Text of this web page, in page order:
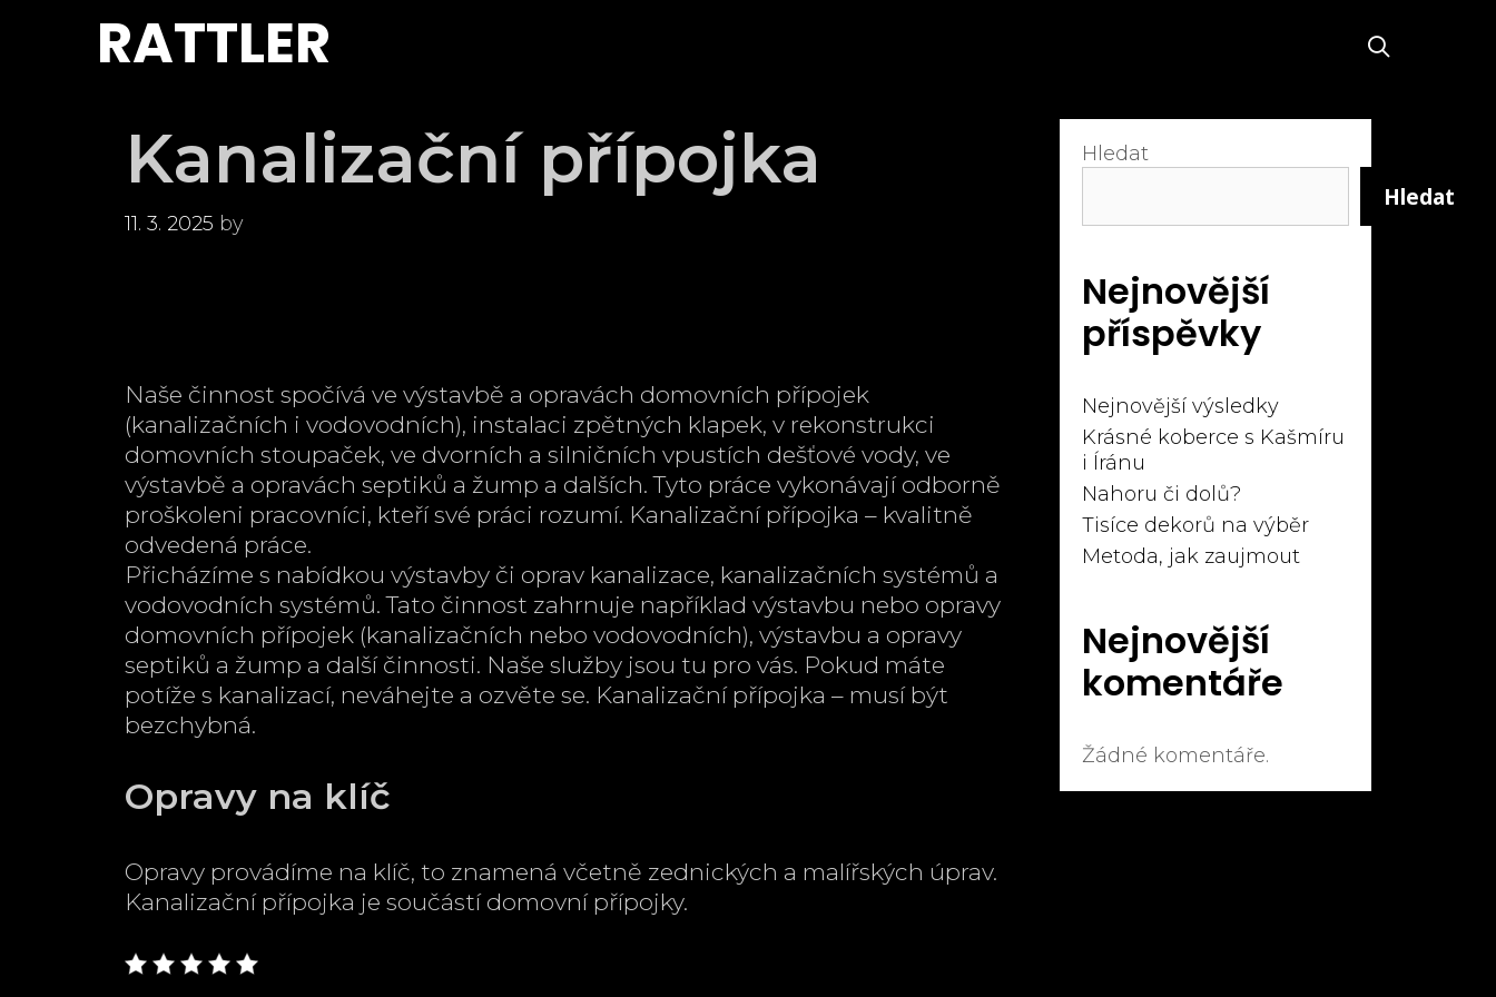
RATTLER
Kanalizační přípojka
11. 3. 2025 by
Naše činnost spočívá ve výstavbě a opravách domovních přípojek
(kanalizačních i vodovodních), instalaci zpětných klapek, v rekonstrukci
domovních stoupaček, ve dvorních a silničních vpustích dešťové vody, ve
výstavbě a opravách septiků a žump a dalších. Tyto práce vykonávají odborně
proškoleni pracovníci, kteří své práci rozumí. Kanalizační přípojka – kvalitně
odvedená práce.
Přicházíme s nabídkou výstavby či oprav kanalizace, kanalizačních systémů a
vodovodních systémů. Tato činnost zahrnuje například výstavbu nebo opravy
domovních přípojek (kanalizačních nebo vodovodních), výstavbu a opravy
septiků a žump a další činnosti. Naše služby jsou tu pro vás. Pokud máte
potíže s kanalizací, neváhejte a ozvěte se. Kanalizační přípojka – musí být
bezchybná.
Opravy na klíč
Opravy provádíme na klíč, to znamená včetně zednických a malířských úprav.
Kanalizační přípojka je součástí domovní přípojky.
Hledat
Hledat
Nejnovější
příspěvky
Nejnovější výsledky
Krásné koberce s Kašmíru
i Íránu
Nahoru či dolů?
Tisíce dekorů na výběr
Metoda, jak zaujmout
Nejnovější
komentáře
Žádné komentáře.